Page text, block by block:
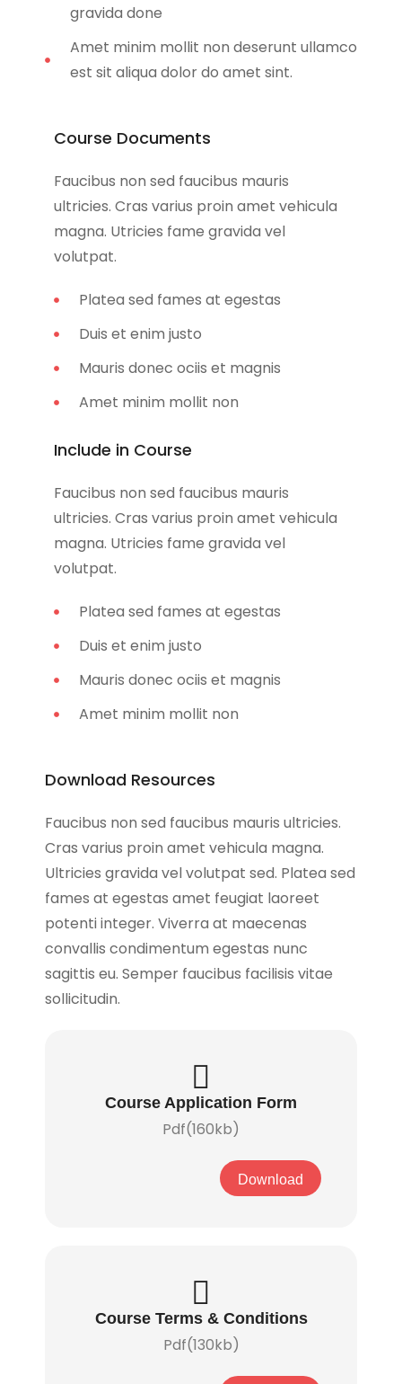
gravida done
Amet minim mollit non deserunt ullamco
est sit aliqua dolor do amet sint.
Course Documents
Faucibus non sed faucibus mauris
ultricies. Cras varius proin amet vehicula
magna. Utricies fame gravida vel
volutpat.
Platea sed fames at egestas
Duis et enim justo
Mauris donec ociis et magnis
Amet minim mollit non
Include in Course
Faucibus non sed faucibus mauris
ultricies. Cras varius proin amet vehicula
magna. Utricies fame gravida vel
volutpat.
Platea sed fames at egestas
Duis et enim justo
Mauris donec ociis et magnis
Amet minim mollit non
Download Resources
Faucibus non sed faucibus mauris ultricies.
Cras varius proin amet vehicula magna.
Ultricies gravida vel volutpat sed. Platea sed
fames at egestas amet feugiat laoreet
potenti integer. Viverra at maecenas
convallis condimentum egestas nunc
sagittis eu. Semper faucibus facilisis vitae
sollicitudin.
Course Application Form
Pdf(160kb)
Download
Course Terms & Conditions
Pdf(130kb)